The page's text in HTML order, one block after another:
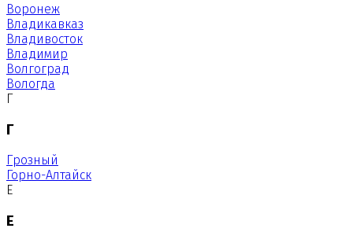
Воронеж
Владикавказ
Владивосток
Владимир
Волгоград
Вологда
Г
Г
Грозный
Горно-Алтайск
Е
Е